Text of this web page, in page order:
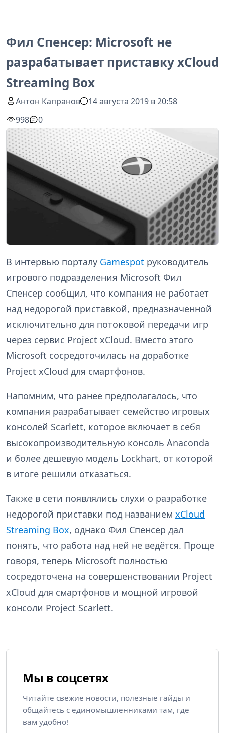
Фил Спенсер: Microsoft не
разрабатывает приставку xCloud
Streaming Box
Антон Капранов
14 августа 2019 в 20:58
998
0
В интервью порталу Gamespot руководитель
игрового подразделения Microsoft Фил
Спенсер сообщил, что компания не работает
над недорогой приставкой, предназначенной
исключительно для потоковой передачи игр
через сервис Project xCloud. Вместо этого
Microsoft сосредоточилась на доработке
Project xCloud для смартфонов.
Напомним, что ранее предполагалось, что
компания разрабатывает семейство игровых
консолей Scarlett, которое включает в себя
высокопроизводительную консоль Anaconda
и более дешевую модель Lockhart, от которой
в итоге решили отказаться.
Также в сети появлялись слухи о разработке
недорогой приставки под названием xCloud
Streaming Box, однако Фил Спенсер дал
понять, что работа над ней не ведётся. Проще
говоря, теперь Microsoft полностью
сосредоточена на совершенствовании Project
xCloud для смартфонов и мощной игровой
консоли Project Scarlett.
Мы в соцсетях
Читайте свежие новости, полезные гайды и
общайтесь с единомышленниками там, где
вам удобно!